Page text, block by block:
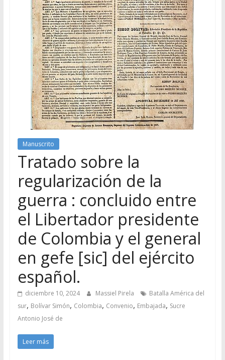
Manuscrito
Tratado sobre la
regularización de la
guerra : concluido entre
el Libertador presidente
de Colombia y el general
en gefe [sic] del ejército
español.
diciembre 10, 2024 Massiel Pirela
Batalla América del
sur, Bolívar Simón, Colombia, Convenio, Embajada, Sucre
Antonio José de
Leer más